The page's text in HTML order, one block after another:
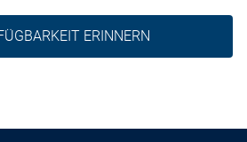
ERINNERN